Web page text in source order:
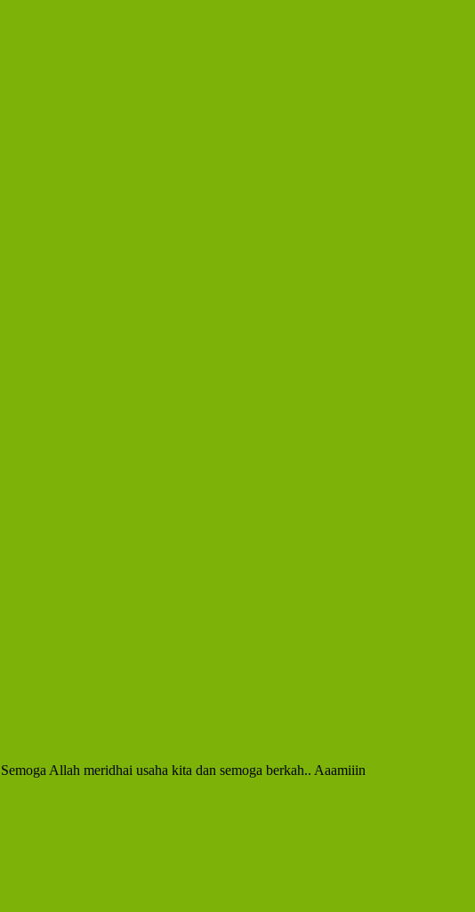
Allah meridhai usaha kita dan semoga berkah.. Aaamiiin